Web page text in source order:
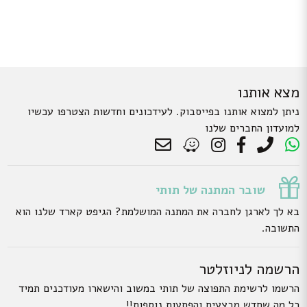
מצא אותנו
ניתן למצוא אותנו בפייסבוק. לעידכונים וחדשות הצטרפו עכשיו
למועדון החברים שלנו
שובר המתנה של תותי
בא לך לארגן לחברה את המתנה המושלמת? הגיפט קארד שלנו הוא
התשובה.
הרשמה לניוזלטר
הרשמו לרשימת התפוצה של תותי במשוב והישארו מעודכנים תמיד